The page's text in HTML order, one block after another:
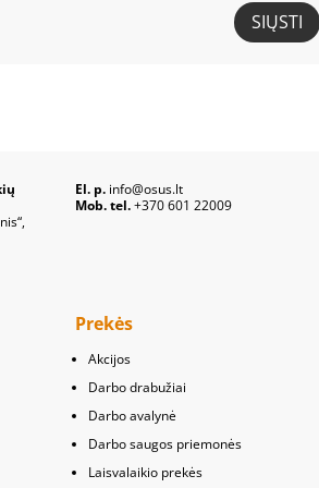
SIŲSTI
El. p.info@osus.lt
Mob. tel.+370 601 22009
Prekės
Akcijos
Darbo drabužiai
Darbo avalynė
Darbo saugos priemonės
Laisvalaikio prekės